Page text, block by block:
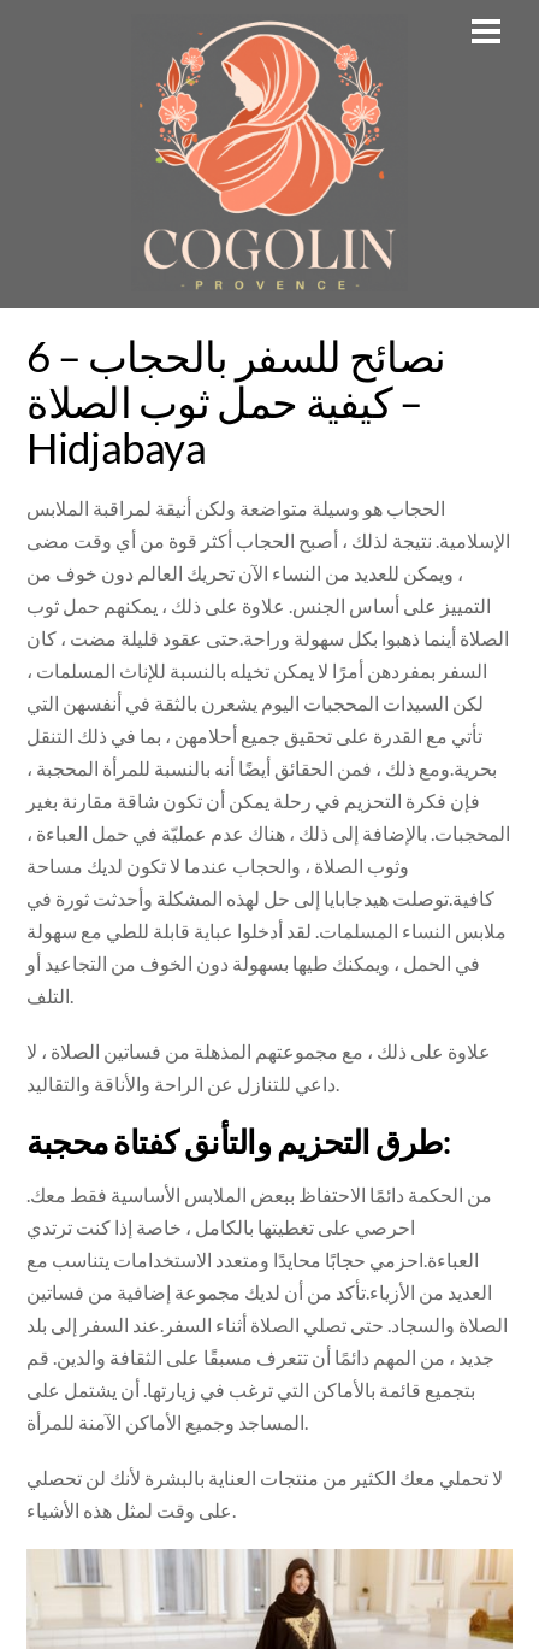
6 نصائح للسفر بالحجاب –
كيفية حمل ثوب الصلاة –
Hidjabaya
الحجاب هو وسيلة متواضعة ولكن أنيقة لمراقبة الملابس
الإسلامية. نتيجة لذلك ، أصبح الحجاب أكثر قوة من أي وقت مضى
، ويمكن للعديد من النساء الآن تحريك العالم دون خوف من
التمييز على أساس الجنس. علاوة على ذلك ، يمكنهم حمل ثوب
الصلاة أينما ذهبوا بكل سهولة وراحة.حتى عقود قليلة مضت ، كان
السفر بمفردهن أمرًا لا يمكن تخيله بالنسبة للإناث المسلمات ،
لكن السيدات المحجبات اليوم يشعرن بالثقة في أنفسهن التي
تأتي مع القدرة على تحقيق جميع أحلامهن ، بما في ذلك التنقل
بحرية.ومع ذلك ، فمن الحقائق أيضًا أنه بالنسبة للمرأة المحجبة ،
فإن فكرة التحزيم في رحلة يمكن أن تكون شاقة مقارنة بغير
المحجبات. بالإضافة إلى ذلك ، هناك عدم عمليّة في حمل العباءة ،
وثوب الصلاة ، والحجاب عندما لا تكون لديك مساحة
كافية.توصلت هيدجابايا إلى حل لهذه المشكلة وأحدثت ثورة في
ملابس النساء المسلمات. لقد أدخلوا عباية قابلة للطي مع سهولة
في الحمل ، ويمكنك طيها بسهولة دون الخوف من التجاعيد أو
علاوة على ذلك ، مع مجموعتهم المذهلة من فساتين الصلاة ، لا
داعي للتنازل عن الراحة والأناقة والتقاليد.
طرق التحزيم والتأنق كفتاة محجبة:
من الحكمة دائمًا الاحتفاظ ببعض الملابس الأساسية فقط معك.
احرصي على تغطيتها بالكامل ، خاصة إذا كنت ترتدي
العباءة.احزمي حجابًا محايدًا ومتعدد الاستخدامات يتناسب مع
العديد من الأزياء.تأكد من أن لديك مجموعة إضافية من فساتين
الصلاة والسجاد. حتى تصلي الصلاة أثناء السفر.عند السفر إلى بلد
جديد ، من المهم دائمًا أن تتعرف مسبقًا على الثقافة والدين. قم
بتجميع قائمة بالأماكن التي ترغب في زيارتها. أن يشتمل على
لا تحملي معك الكثير من منتجات العناية بالبشرة لأنك لن تحصلي
على وقت لمثل هذه الأشياء.